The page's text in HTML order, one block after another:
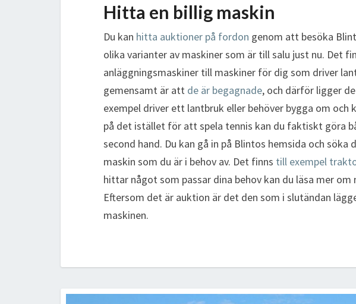
Hitta en billig maskin
Du kan hitta auktioner på fordon genom att besöka
olika varianter av maskiner som är till salu just nu. Det
anläggningsmaskiner till maskiner för dig som driver
gemensamt är att de är begagnade, och därför ligger
exempel driver ett lantbruk eller behöver bygga om och
på det istället för att spela tennis kan du faktiskt göra
second hand. Du kan gå in på Blintos hemsida och
maskin som du är i behov av. Det finns till exempel
hittar något som passar dina behov kan du läsa mer
Eftersom det är auktion är det den som i slutändan
maskinen.